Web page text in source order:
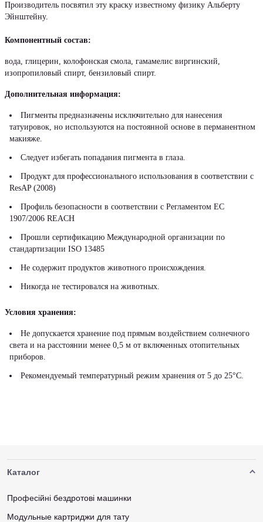
Производитель посвятил эту краску известному физику Альберту
Эйнштейну.
Компонентный состав:
вода, глицерин, колофонская смола, гамамелис виргинский,
изопропиловый спирт, бензиловый спирт.
Дополнительная информация:
Пигменты предназначены исключительно для нанесения
татуировок, но используются на постоянной основе в перманентном
макияже.
Следует избегать попадания пигмента в глаза.
Продукт для профессионального использования в соответствии с
ResAP (2008)
Профиль безопасности в соответствии с Регламентом ЕС
1907/2006 REACH
Прошли сертификацию Международной организации по
стандартизации ISO 13485
Не содержит продуктов животного происхождения.
Никогда не тестировался на животных.
Условия хранения:
Не допускается хранение под прямым воздействием солнечного
света и на расстоянии менее 0,5 м от включенных отопительных
приборов.
Рекомендуемый температурный режим хранения от 5 до 25°С.
Каталог
Професійні бездротові машинки
Модульные картриджи для тату